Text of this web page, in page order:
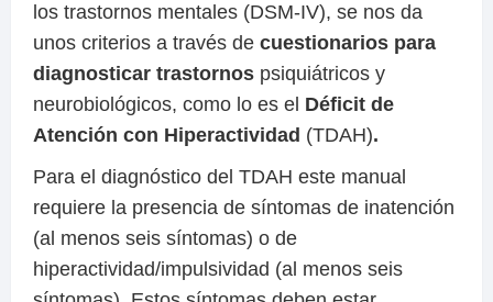
los trastornos mentales (DSM-IV), se nos da
unos criterios a través de cuestionarios para
diagnosticar trastornos psiquiátricos y
neurobiológicos, como lo es el Déficit de
Atención con Hiperactividad (TDAH).
Para el diagnóstico del TDAH este manual
requiere la presencia de síntomas de inatención
(al menos seis síntomas) o de
hiperactividad/impulsividad (al menos seis